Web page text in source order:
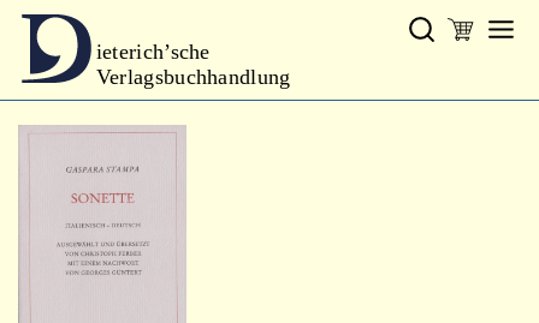
ieterich’sche
Verlagsbuchhandlung